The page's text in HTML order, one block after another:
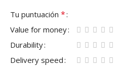
Tu puntuación *
Value for money
Durability
Delivery speed